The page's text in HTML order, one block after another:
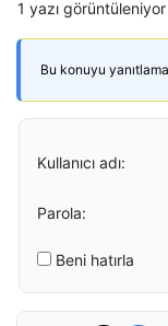
1 yazı
Bu konuyu
Kullanıcı adı:
Parola:
Beni hatırla